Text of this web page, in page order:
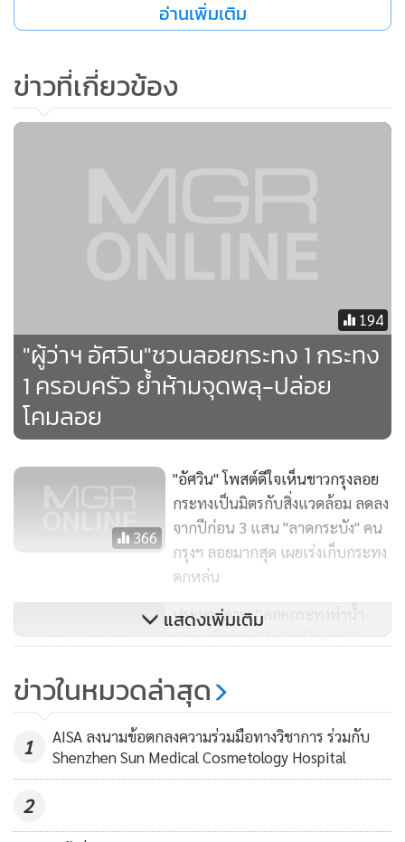
อ่านเพิ่มเติม
ข่าวที่เกี่ยวข้อง
194
"ผู้ว่าฯ อัศวิน"ชวนลอยกระทง 1 กระทง
1 ครอบครัว ย้ำห้ามจุดพลุ-ปล่อย
โคมลอย
366
"อัศวิน" โพสต์ดีใจเห็นชาวกรุงลอย
กระทงเป็นมิตรกับสิ่งแวดล้อม ลดลง
จากปีก่อน 3 แสน "ลาดกระบัง" คน
กรุงฯ ลอยมากสุด เผยเร่งเก็บกระทง
ตกหล่น
ประมวลภาพ “ลอยกระทงท่าน้ำ
ปากเกร็ด” คนคึกคักเนืองแน่น
คนกรุงลอยกระทงน้อยลง กทม.เก็บ
กระทงได้ 5 แสนใบ ลดลงถึง 40%
พบทำจากวัสดุธรรมชาติเพิ่มขึ้น
แสดงเพิ่มเติม
ข่าวในหมวดล่าสุด
1
AISA ลงนามข้อตกลงความร่วมมือทางวิชาการ ร่วมกับ
Shenzhen Sun Medical Cosmetology Hospital
2